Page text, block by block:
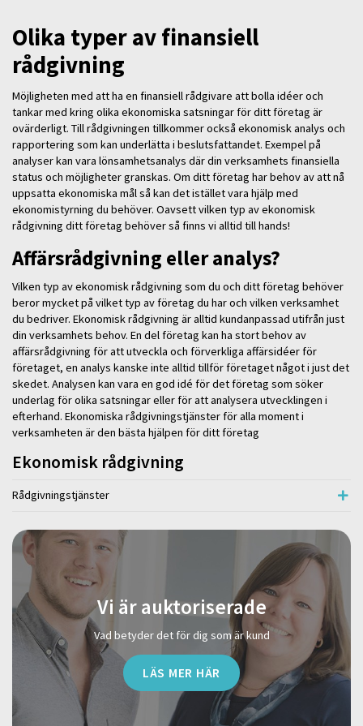
Olika typer av finansiell
rådgivning
Möjligheten med att ha en finansiell rådgivare att bolla idéer och
tankar med kring olika ekonomiska satsningar för ditt företag är
ovärderligt. Till rådgivningen tillkommer också ekonomisk analys och
rapportering som kan underlätta i beslutsfattandet. Exempel på
analyser kan vara lönsamhetsanalys där din verksamhets finansiella
status och möjligheter granskas. Om ditt företag har behov av att nå
uppsatta ekonomiska mål så kan det istället vara hjälp med
ekonomistyrning du behöver. Oavsett vilken typ av ekonomisk
rådgivning ditt företag behöver så finns vi alltid till hands!
Affärsrådgivning eller analys?
Vilken typ av ekonomisk rådgivning som du och ditt företag behöver
beror mycket på vilket typ av företag du har och vilken verksamhet
du bedriver. Ekonomisk rådgivning är alltid kundanpassad utifrån just
din verksamhets behov. En del företag kan ha stort behov av
affärsrådgivning för att utveckla och förverkliga affärsidéer för
företaget, en analys kanske inte alltid tillför företaget något i just det
skedet. Analysen kan vara en god idé för det företag som söker
underlag för olika satsningar eller för att analysera utvecklingen i
efterhand. Ekonomiska rådgivningstjänster för alla moment i
verksamheten är den bästa hjälpen för ditt företag
Ekonomisk rådgivning
Rådgivningstjänster
Vi är auktoriserade
Vad betyder det för dig som är kund
LÄS MER HÄR